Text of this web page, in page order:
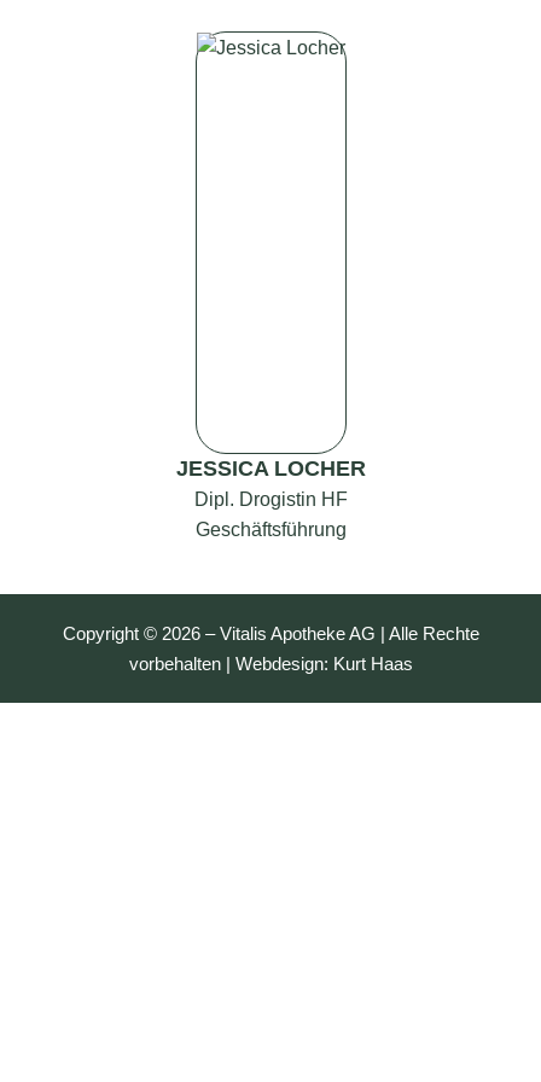
JESSICA LOCHER
Dipl. Drogistin HF
Geschäftsführung
Copyright © 2026 – Vitalis Apotheke AG | Alle Rechte
vorbehalten | Webdesign: Kurt Haas